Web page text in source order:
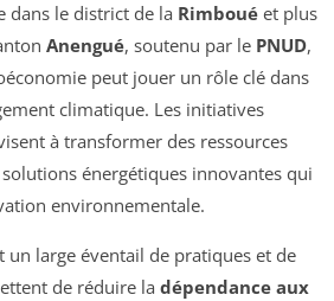
dans le district de la Rimboué et plus
Anengué, soutenu par le PNUD,
peut jouer un rôle clé dans
climatique. Les initiatives
à transformer des ressources
énergétiques innovantes qui
environnementale.
un large éventail de pratiques et de
de réduire la dépendance aux